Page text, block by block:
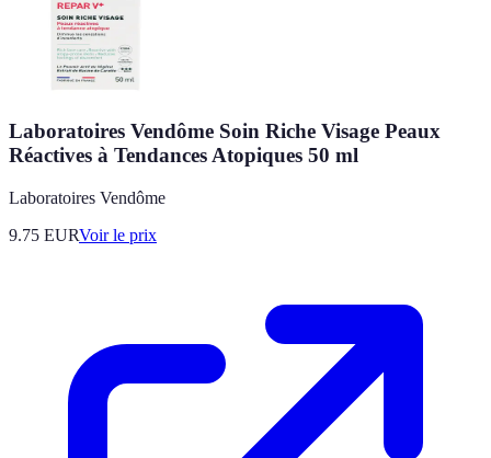
Laboratoires Vendôme Soin Riche Visage Peaux
Réactives à Tendances Atopiques 50 ml
Laboratoires Vendôme
9.75 EURVoir le prix